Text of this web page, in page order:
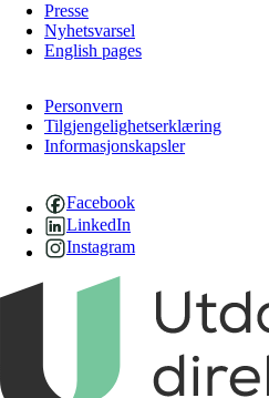
Presse
Nyhetsvarsel
English pages
Personvern
Tilgjengelighetserklæring
Informasjonskapsler
Facebook
LinkedIn
Instagram